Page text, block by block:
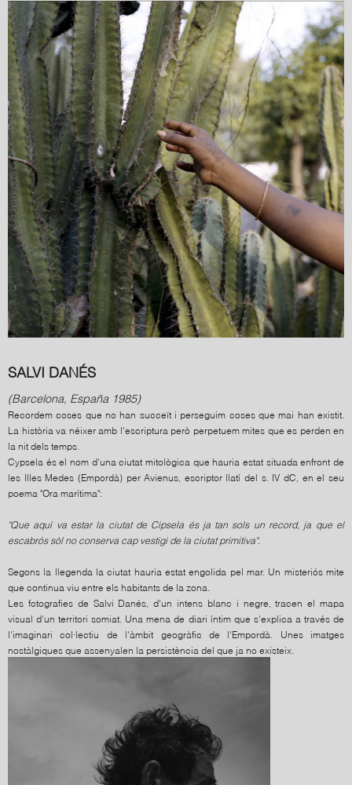
SALVI DANÉS
(Barcelona, España 1985)
Recordem coses que no han succeït i perseguim coses que mai han existit.
La història va néixer amb l'escriptura però perpetuem mites que es perden en
la nit dels temps.
Cypsela és el nom d'una ciutat mitològica que hauria estat situada enfront de
les Illes Medes (Empordà) per Avienus, escriptor llatí del s. IV dC, en el seu
poema "Ora marítima":
"Que aquí va estar la ciutat de Cipsela és ja tan sols un record, ja que el
escabrós sòl no conserva cap vestigi de la ciutat primitiva".
Segons la llegenda la ciutat hauria estat engolida pel mar. Un misteriós mite
que continua viu entre els habitants de la zona.
Les fotografies de Salvi Danés, d'un intens blanc i negre, tracen el mapa
visual d'un territori somiat. Una mena de diari íntim que s'explica a través de
l'imaginari col·lectiu de l'àmbit geogràfic de l'Empordà. Unes imatges
nostàlgiques que assenyalen la persistència del que ja no existeix.